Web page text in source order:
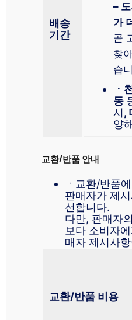
배송
기간
–
가
곧
찾
습
ㆍ
동
시,
양
교환/반품 안내
ㆍ교환/반품
판매자가 제
선합니다.
다만, 판매자
보다 소비자
매자 제시사
교환/반품 비용